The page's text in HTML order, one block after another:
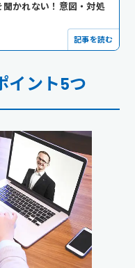
かれない！意図・対処
記事を読む
イント5つ